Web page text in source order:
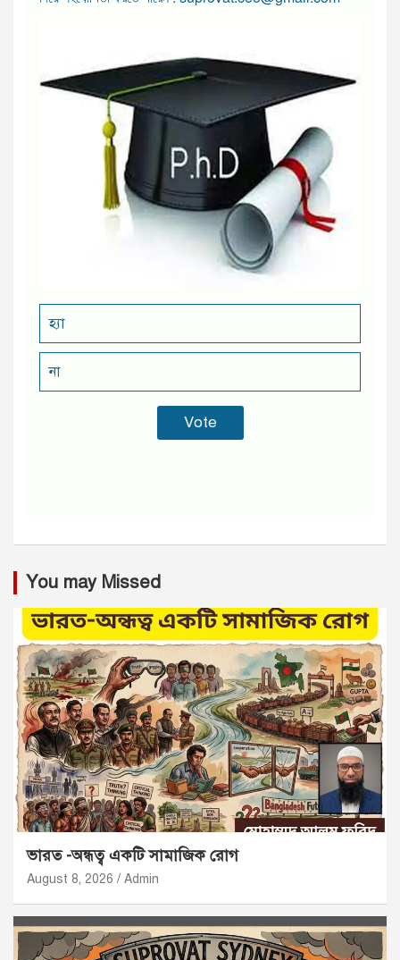
হ্যা
না
You may Missed
ভারত -অন্ধত্ব একটি সামাজিক রোগ
August 8, 2026 Admin